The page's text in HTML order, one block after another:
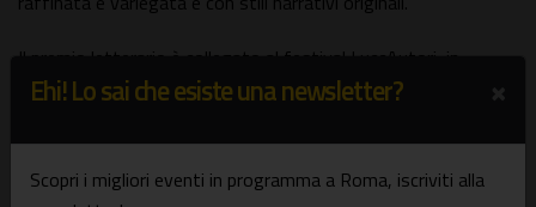
Il premio letterario è collegato al festival LuccAutori, in
programma ogni anno ad ottobre a Lucca. Si può partecipare
Informazioni, orari e prezzi
Ehi! Lo sai che esiste una newsletter?
Scopri i migliori eventi in programma a Roma, iscriviti alla